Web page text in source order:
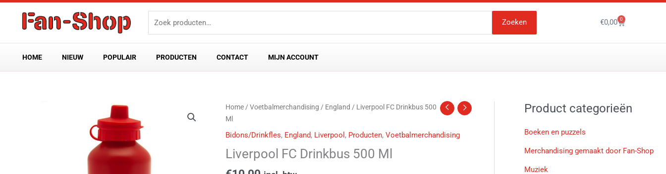
Ga
inhoud
naar:
Zoeken €0,00 0
Winkelwagen
HOME NIEUW POPULAIR PRODUCTEN CONTACT MIJN ACCOUNT
Home /Voetbalmerchandising / England / Liverpool FC Drinkbus 500
Ml
Bidons/Drinkfles, England, Liverpool , Producten,Voetbalmerchandising
Liverpool FC Drinkbus 500 Ml
Liverpool
FC
Drinkbus
Ml
Product categorieën
Boeken en puzzels
Merchandising gemaakt door Fan-Shop
Muziek